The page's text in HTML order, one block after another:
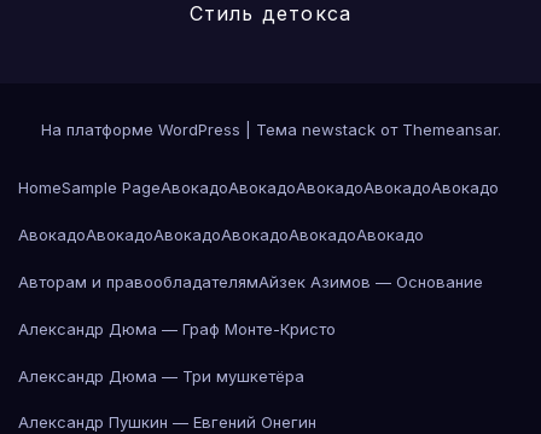
Стиль детокса
На платформе WordPress Тема newstack от Themeansar.
HomeSample PageАвокадоАвокадоАвокадоАвокадоАвокадо
АвокадоАвокадоАвокадоАвокадоАвокадоАвокадо
Авторам и правообладателямАйзек Азимов — Основание
Александр Дюма — Граф Монте-Кристо
Александр Дюма — Три мушкетёра
Александр Пушкин — Евгений Онегин